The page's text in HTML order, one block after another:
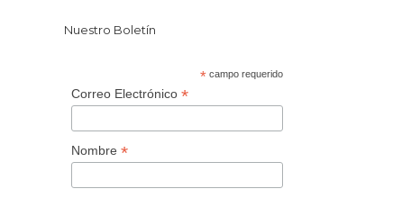
Nuestro Boletín
* campo requerido
Correo Electrónico *
Nombre *